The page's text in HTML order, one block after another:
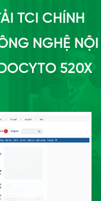
TCI CHÍNH
NGHỆ NỘI
520X